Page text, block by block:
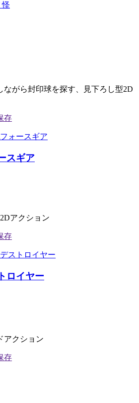
ながら封印球を探す、見下ろし型2D
スギア
アクション
ロイヤー
アクション